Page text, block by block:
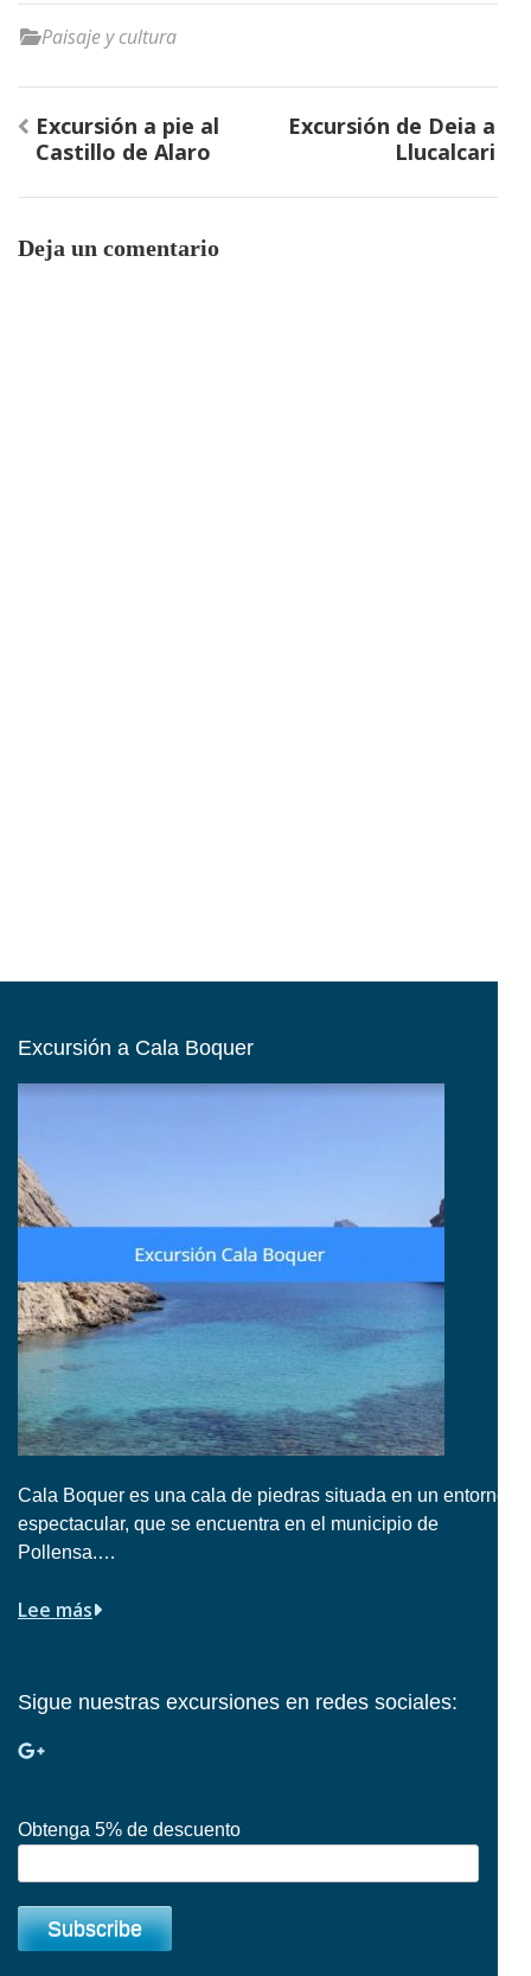
Paisaje y cultura
Navegación
de
Excursión a pie al
Castillo de Alaro
Excursión de Deia a
Llucalcari
Deja un comentario
Excursión a Cala Boquer
Cala Boquer es una cala de piedras situada en un entorno
espectacular, que se encuentra en el municipio de
Pollensa.…
Lee más
Sigue nuestras excursiones en redes sociales:
Obtenga 5% de descuento